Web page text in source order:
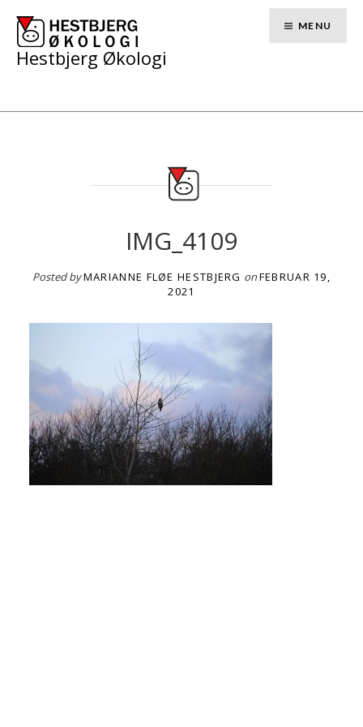
content
Hestbjerg Økologi
MENU
IMG_4109
Posted byMARIANNE FLØE HESTBJERG onFEBRUAR 19,
2021